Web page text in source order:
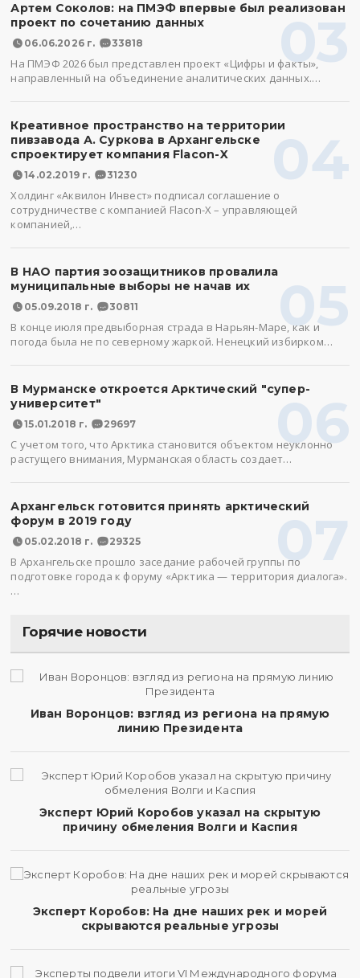
03
Артем Соколов: на ПМЭФ впервые был реализован
проект по сочетанию данных
06.06.2026 г. 33818
На ПМЭФ 2026 был представлен проект «Цифры и факты»,
направленный на объединение аналитических данных.…
04
Креативное пространство на территории
пивзавода А. Суркова в Архангельске
спроектирует компания Flacon-X
14.02.2019 г. 31230
Холдинг «Аквилон Инвест» подписал соглашение о
сотрудничестве с компанией Flacon-X – управляющей
компанией,…
05
В НАО партия зоозащитников провалила
муниципальные выборы не начав их
05.09.2018 г. 30811
В конце июля предвыборная страда в Нарьян-Маре, как и
погода была не по северному жаркой. Ненецкий избирком…
06
В Мурманске откроется Арктический "супер-
университет"
15.01.2018 г. 29697
С учетом того, что Арктика становится объектом неуклонно
растущего внимания, Мурманская область создает…
07
Архангельск готовится принять арктический
форум в 2019 году
05.02.2018 г. 29325
В Архангельске прошло заседание рабочей группы по
подготовке города к форуму «Арктика — территория диалога».
…
Горячие новости
Иван Воронцов: взгляд из региона на прямую
линию Президента
Эксперт Юрий Коробов указал на скрытую
причину обмеления Волги и Каспия
Эксперт Коробов: На дне наших рек и морей
скрываются реальные угрозы